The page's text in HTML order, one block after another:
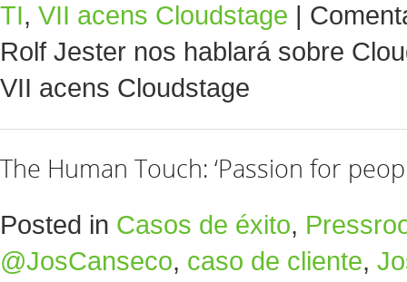
TI, VII acens Cloudstage
Rolf Jester nos hablará sobre
VII acens Cloudstage
The Human Touch: ‘Passion for
Posted in Casos de éxito,
@JosCanseco, caso de cliente,